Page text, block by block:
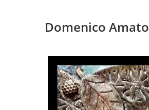
Domenico Amato